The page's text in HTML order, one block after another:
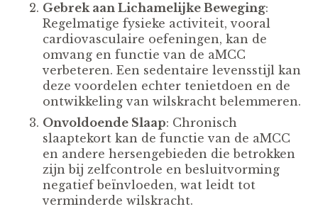
Gebrek aan Lichamelijke Beweging:
Regelmatige fysieke activiteit, vooral
cardiovasculaire oefeningen, kan de
omvang en functie van de aMCC
verbeteren. Een sedentaire levensstijl kan
deze voordelen echter tenietdoen en de
ontwikkeling van wilskracht belemmeren.
Onvoldoende Slaap: Chronisch
slaaptekort kan de functie van de aMCC
en andere hersengebieden die betrokken
zijn bij zelfcontrole en besluitvorming
negatief beïnvloeden, wat leidt tot
verminderde wilskracht.